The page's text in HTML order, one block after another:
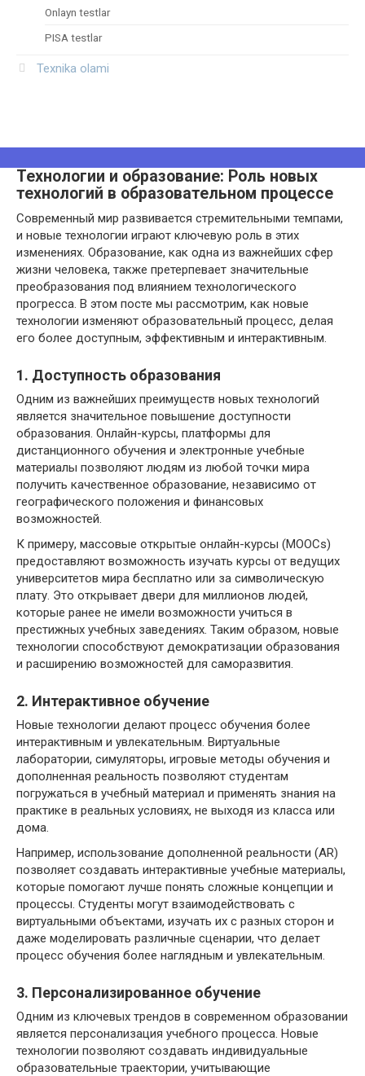
Onlayn testlar
PISA testlar
Texnika olami
Технологии и образование: Роль новых
технологий в образовательном процессе
Современный мир развивается стремительными темпами,
и новые технологии играют ключевую роль в этих
изменениях. Образование, как одна из важнейших сфер
жизни человека, также претерпевает значительные
преобразования под влиянием технологического
прогресса. В этом посте мы рассмотрим, как новые
технологии изменяют образовательный процесс, делая
его более доступным, эффективным и интерактивным.
1. Доступность образования
Одним из важнейших преимуществ новых технологий
является значительное повышение доступности
образования. Онлайн-курсы, платформы для
дистанционного обучения и электронные учебные
материалы позволяют людям из любой точки мира
получить качественное образование, независимо от
географического положения и финансовых
возможностей.
К примеру, массовые открытые онлайн-курсы (MOOCs)
предоставляют возможность изучать курсы от ведущих
университетов мира бесплатно или за символическую
плату. Это открывает двери для миллионов людей,
которые ранее не имели возможности учиться в
престижных учебных заведениях. Таким образом, новые
технологии способствуют демократизации образования
и расширению возможностей для саморазвития.
2. Интерактивное обучение
Новые технологии делают процесс обучения более
интерактивным и увлекательным. Виртуальные
лаборатории, симуляторы, игровые методы обучения и
дополненная реальность позволяют студентам
погружаться в учебный материал и применять знания на
практике в реальных условиях, не выходя из класса или
дома.
Например, использование дополненной реальности (AR)
позволяет создавать интерактивные учебные материалы,
которые помогают лучше понять сложные концепции и
процессы. Студенты могут взаимодействовать с
виртуальными объектами, изучать их с разных сторон и
даже моделировать различные сценарии, что делает
процесс обучения более наглядным и увлекательным.
3. Персонализированное обучение
Одним из ключевых трендов в современном образовании
является персонализация учебного процесса. Новые
технологии позволяют создавать индивидуальные
образовательные траектории, учитывающие